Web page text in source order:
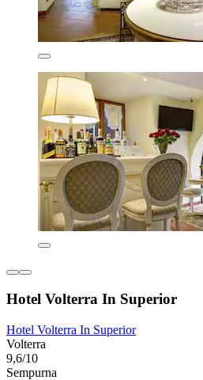
Hotel Volterra In Superior
Hotel Volterra In Superior
Volterra
9,6/10
Sempurna